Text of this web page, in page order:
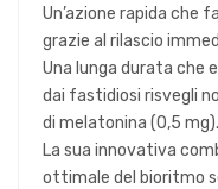
Un’azione rapida che
grazie al rilascio
Una lunga durata che
dai fastidiosi risvegli
di melatonina (0,5 mg).
La sua innovativa
ottimale del bioritmo